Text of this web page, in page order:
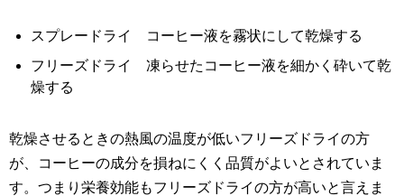
スプレードライ コーヒー液を霧状にして乾燥する
フリーズドライ 凍らせたコーヒー液を細かく砕いて乾
燥する
乾燥させるときの熱風の温度が低いフリーズドライの方
が、コーヒーの成分を損ねにくく品質がよいとされていま
す。つまり栄養効能もフリーズドライの方が高いと言えま